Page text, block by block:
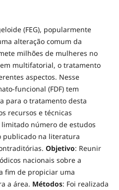
(FEG), popularmente
alteração comum da
milhões de mulheres no
multifatorial, o tratamento
aspectos. Nesse
funcional (FDF) tem
para o tratamento desta
recursos e técnicas
número de estudos
publicado na literatura
Objetivo: Reunir
nacionais sobre a
fim de propiciar uma
a área. Métodos: Foi realizada